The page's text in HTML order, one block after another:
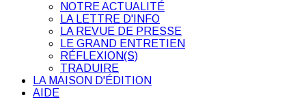
NOTRE ACTUALITÉ
LA LETTRE D'INFO
LA REVUE DE PRESSE
LE GRAND ENTRETIEN
RÉFLEXION(S)
TRADUIRE
LA MAISON D'ÉDITION
AIDE